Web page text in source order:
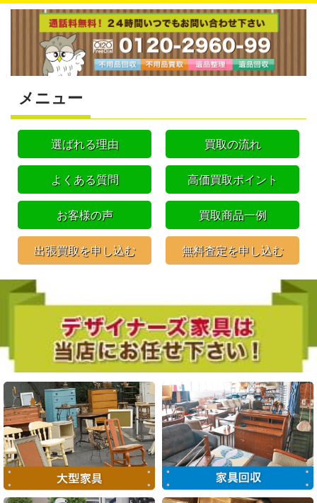
メニュー
選ばれる理由 買取の流れ
よくある質問 高価買取ポイント
お客様の声 買取商品一例
出張買取を申し込む 無料査定を申し込む